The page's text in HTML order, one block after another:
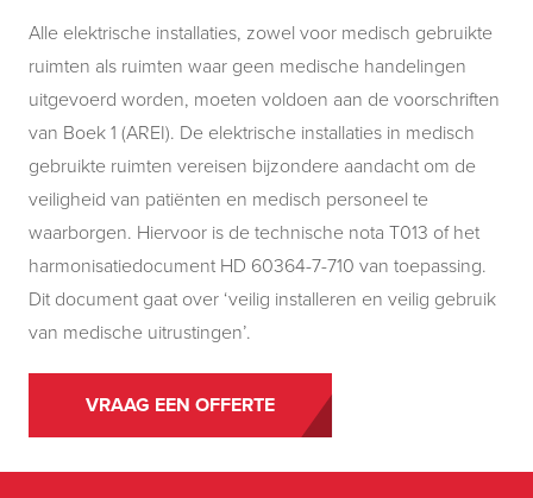
Alle elektrische installaties, zowel voor medisch gebruikte
ruimten als ruimten waar geen medische handelingen
uitgevoerd worden, moeten voldoen aan de voorschriften
van Boek 1 (AREI). De elektrische installaties in medisch
gebruikte ruimten vereisen bijzondere aandacht om de
veiligheid van patiënten en medisch personeel te
waarborgen. Hiervoor is de technische nota T013 of het
harmonisatiedocument HD 60364-7-710 van toepassing.
Dit document gaat over ‘veilig installeren en veilig gebruik
van medische uitrustingen’.
VRAAG EEN OFFERTE